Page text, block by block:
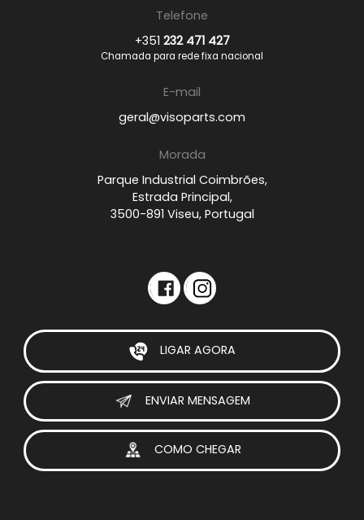
Telefone
+351 232 471 427
Chamada para rede fixa nacional
E-mail
geral@visoparts.com
Morada
Parque Industrial Coimbrões,
Estrada Principal,
3500-891 Viseu, Portugal
LIGAR AGORA
ENVIAR MENSAGEM
COMO CHEGAR